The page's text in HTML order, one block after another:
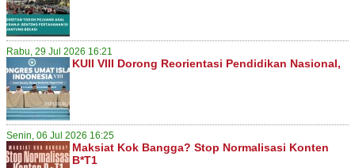
Rabu, 29 Jul 2026 16:21
KUII VIII Dorong Reorientasi Pendidikan Nasional,
Senin, 06 Jul 2026 16:25
Maksiat Kok Bangga? Stop Normalisasi Konten
B*T1